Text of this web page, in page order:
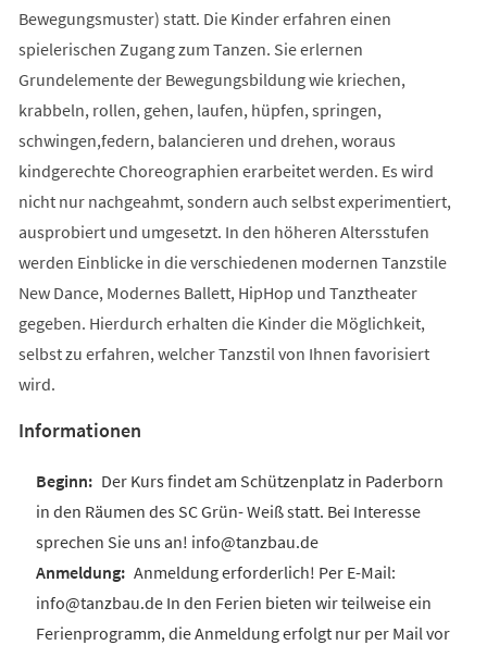
Bewegungsmuster) statt. Die Kinder erfahren einen
spielerischen Zugang zum Tanzen. Sie erlernen
Grundelemente der Bewegungsbildung wie kriechen,
krabbeln, rollen, gehen, laufen, hüpfen, springen,
schwingen,federn, balancieren und drehen, woraus
kindgerechte Choreographien erarbeitet werden. Es wird
nicht nur nachgeahmt, sondern auch selbst experimentiert,
ausprobiert und umgesetzt. In den höheren Altersstufen
werden Einblicke in die verschiedenen modernen Tanzstile
New Dance, Modernes Ballett, HipHop und Tanztheater
gegeben. Hierdurch erhalten die Kinder die Möglichkeit,
selbst zu erfahren, welcher Tanzstil von Ihnen favorisiert
wird.
Informationen
Der Kurs findet am Schützenplatz in Paderborn
in den Räumen des SC Grün- Weiß statt. Bei Interesse
sprechen Sie uns an! info@tanzbau.de
Anmeldung erforderlich! Per E-Mail:
info@tanzbau.de In den Ferien bieten wir teilweise ein
Ferienprogramm, die Anmeldung erfolgt nur per Mail vor